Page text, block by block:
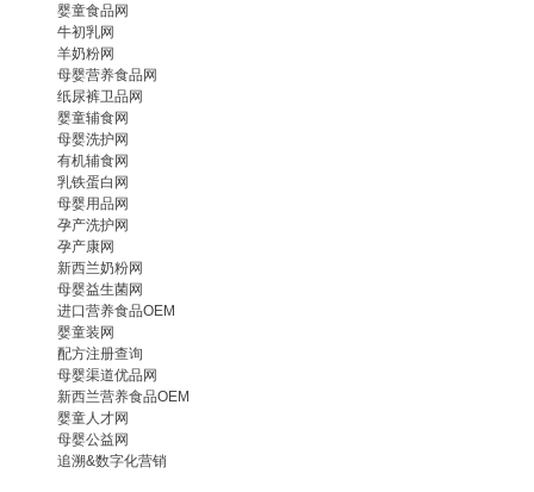
婴童食品网
牛初乳网
羊奶粉网
母婴营养食品网
纸尿裤卫品网
婴童辅食网
母婴洗护网
有机辅食网
乳铁蛋白网
母婴用品网
孕产洗护网
孕产康网
新西兰奶粉网
母婴益生菌网
进口营养食品OEM
婴童装网
配方注册查询
母婴渠道优品网
新西兰营养食品OEM
婴童人才网
母婴公益网
追溯&数字化营销